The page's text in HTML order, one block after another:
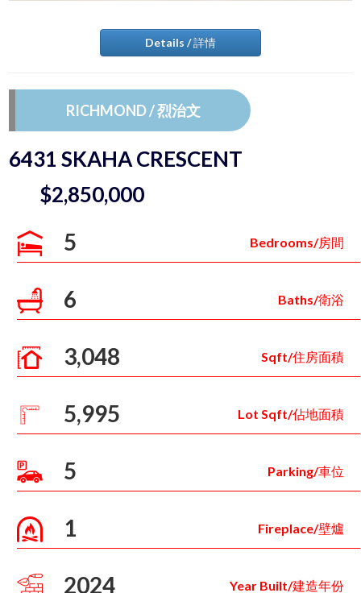
Details / 詳情
RICHMOND / 烈治文
6431 SKAHA CRESCENT
$2,850,000
5 Bedrooms/房間
6 Baths/衛浴
3,048 Sqft/住房面積
5,995 Lot Sqft/佔地面積
5 Parking/車位
1 Fireplace/壁爐
2024 Year Built/建造年份